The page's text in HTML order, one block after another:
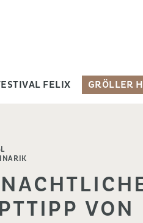
FELIX GRÖLLER
VON